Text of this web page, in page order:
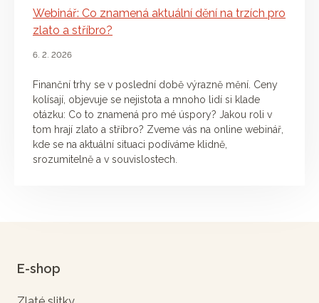
Webinář: Co znamená aktuální dění na trzích pro
zlato a stříbro?
6. 2. 2026
Finanční trhy se v poslední době výrazně mění. Ceny
kolísají, objevuje se nejistota a mnoho lidí si klade
otázku: Co to znamená pro mé úspory? Jakou roli v
tom hrají zlato a stříbro? Zveme vás na online webinář,
kde se na aktuální situaci podíváme klidně,
srozumitelně a v souvislostech.
E-shop